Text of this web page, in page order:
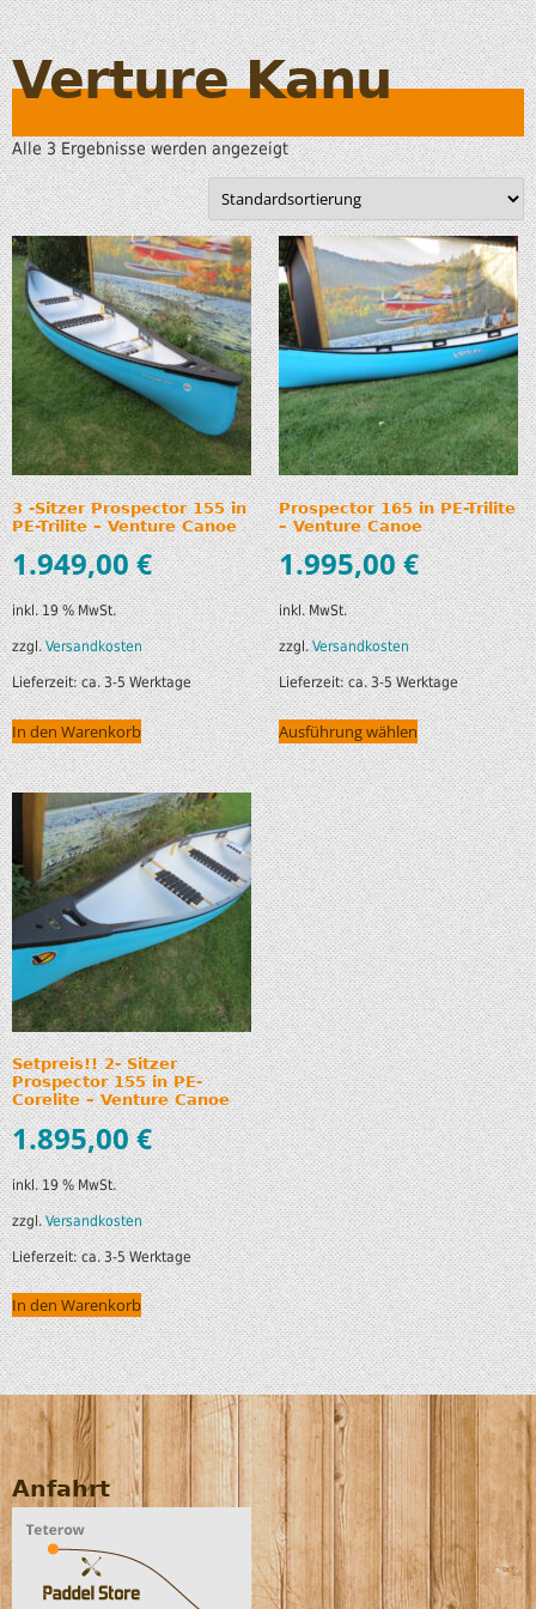
Verture Kanu
Alle 3 Ergebnisse werden angezeigt
3 -Sitzer Prospector 155 in
PE-Trilite – Venture Canoe
1.949,00€
inkl. 19 % MwSt.
zzgl.Versandkosten
Lieferzeit:ca. 3-5 Werktage
In den Warenkorb
Prospector 165 in PE-Trilite
– Venture Canoe
1.995,00€
inkl. MwSt.
zzgl.Versandkosten
Lieferzeit:ca. 3-5 Werktage
Ausführung wählen
Setpreis!! 2- Sitzer
Prospector 155 in PE-
Corelite – Venture Canoe
1.895,00€
inkl. 19 % MwSt.
zzgl.Versandkosten
Lieferzeit:ca. 3-5 Werktage
In den Warenkorb
Anfahrt